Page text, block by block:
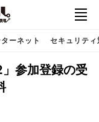
ーネット セキュリティ
参加登録の受